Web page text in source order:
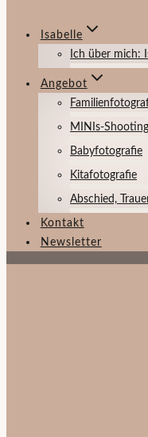
Isabelle
Ich über mich:
Angebot
MINIs-
Babyfotografie
Kitafotografie
Abschied,
Kontakt
Newsletter